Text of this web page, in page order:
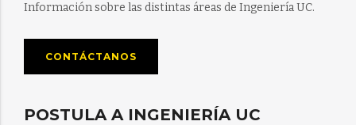
Información sobre las distintas áreas de Ingeniería UC.
CONTÁCTANOS
POSTULA A INGENIERÍA UC